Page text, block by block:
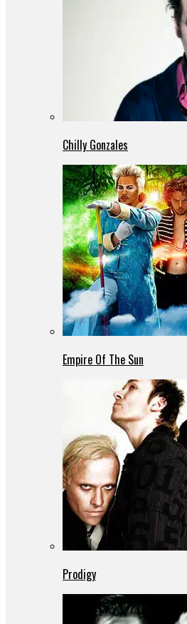
Chilly Gonzales
Empire Of The Sun
Prodigy